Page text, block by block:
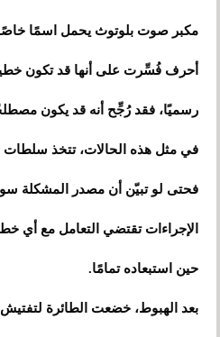
مكبر صوت بلوتوث يحمل اسمًا
أحرف فُسِّرت على أنها قد تكون
رسميًا، فقد رُجِّح أنه قد يكون
في مثل هذه الحالات، تتخذ
فحتى لو تبيّن أن مصدر المشكلة
الإجراءات تقتضي التعامل مع أي
حين استبعاده تمامًا.
بعد الهبوط، خضعت الطائرة